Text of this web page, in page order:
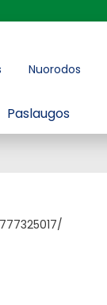
Nuorodos
Paslaugos